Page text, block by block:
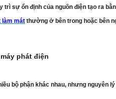
trì sự ổn định của nguồn điện tạo ra
làm mát thường ở bên trong hoặc bên
máy phát điện
bộ phận khác nhau, nhưng nguyên